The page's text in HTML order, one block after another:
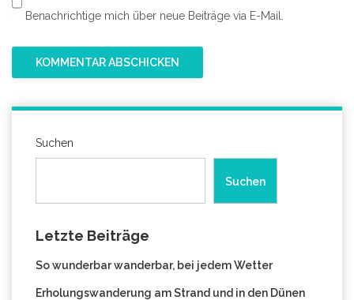
Benachrichtige mich über neue Beiträge via E-Mail.
Suchen
Suchen
Letzte Beiträge
So wunderbar wanderbar, bei jedem Wetter
Erholungswanderung am Strand und in den Dünen